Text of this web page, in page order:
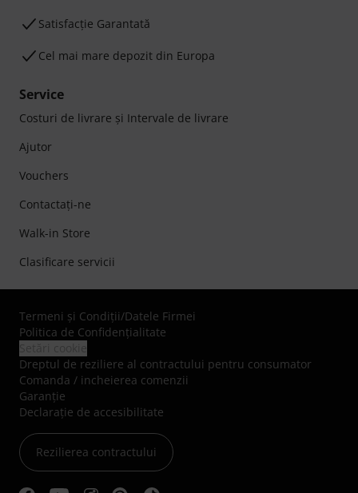
Satisfacție Garantată
Cel mai mare depozit din Europa
Service
Costuri de livrare şi Intervale de livrare
Ajutor
Vouchers
Contactaţi-ne
Walk-in Store
Clasificare servicii
Termeni şi Condiţii/Datele Firmei
Politica de Confidenţialitate
Dreptul de reziliere al contractului pentru consumator
Comanda / incheierea comenzii
Garanție
Declarație de accesibilitate
Rezilierea contractului